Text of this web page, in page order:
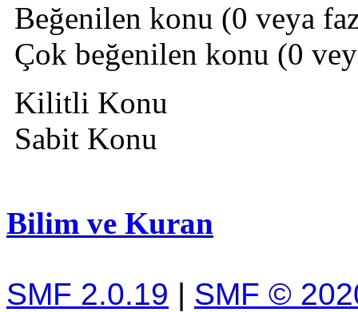
Beğenilen konu (0 veya
Çok beğenilen konu (0
Kilitli Konu
Sabit Konu
Bilim ve Kuran
SMF 2.0.19 | SMF ©